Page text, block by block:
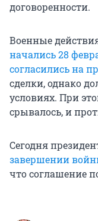
договоренности.
Военные
начались 28
согласились на
сделки, однако
условиях. При
срывалось, и
Сегодня
завершении
что соглашение